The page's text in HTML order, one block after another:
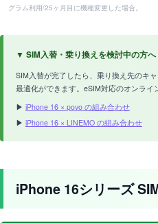
グラム利用/25ヶ月目に機種変更した場合。
▼ SIM入替・乗り換えを検討中の方へ
SIM入替が完了したら、乗り換え先のキ
最適化ができます。eSIM対応のオンライ
▶ iPhone 16 × povo の組み合わせ
▶ iPhone 16 × LINEMO の組み合わせ
iPhone 16シリーズ